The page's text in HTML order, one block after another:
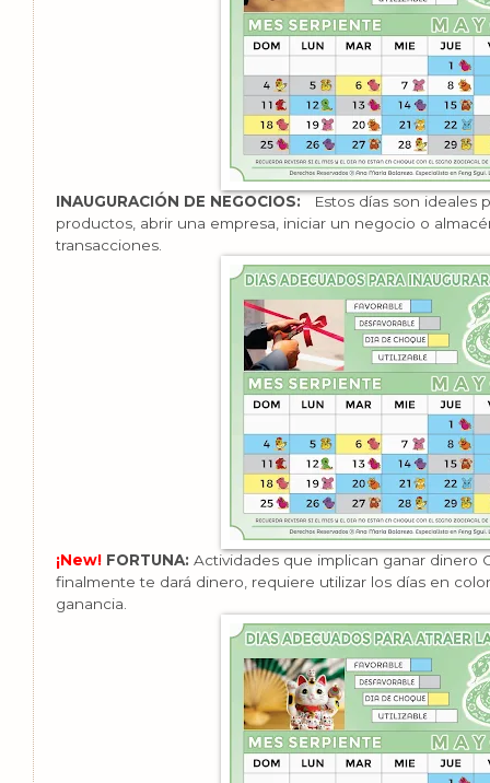
INAUGURACIÓN DE NEGOCIOS: Estos días son ideales
productos, abrir una empresa, iniciar un negocio o
transacciones.
¡New! FORTUNA: Actividades que implican ganar dinero
finalmente te dará dinero, requiere utilizar los días en
ganancia.